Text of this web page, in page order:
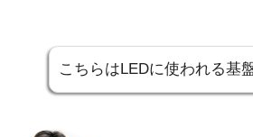
こちらはLEDに使われる基